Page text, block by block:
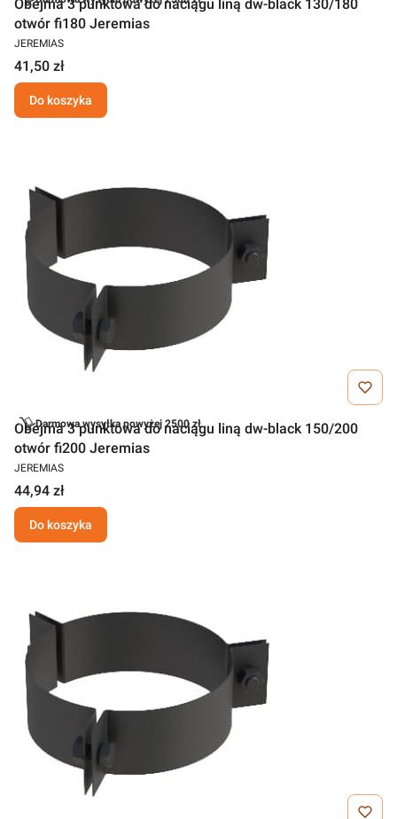
Obejma 3 punktowa do naciągu liną dw-black 130/180
otwór fi180 Jeremias
JEREMIAS
41,50 zł
Do koszyka
Darmowa wysyłka powyżej 2500 zł
Obejma 3 punktowa do naciągu liną dw-black 150/200
otwór fi200 Jeremias
JEREMIAS
44,94 zł
Do koszyka